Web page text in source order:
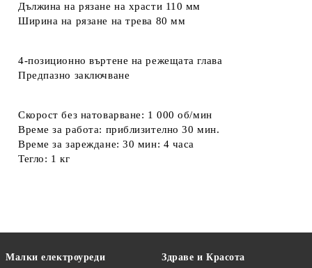
Дължина на рязане на храсти 110 мм
Ширина на рязане на трева 80 мм
4-позиционно въртене на режещата глава
Предпазно заключване
Скорост без натоварване: 1 000 об/мин
Време за работа: приблизително 30 мин.
Време за зареждане: 30 мин: 4 часа
Тегло: 1 кг
Малки електроуреди Здраве и Красота